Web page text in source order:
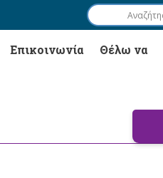
Επικοινωνία Θέλω να